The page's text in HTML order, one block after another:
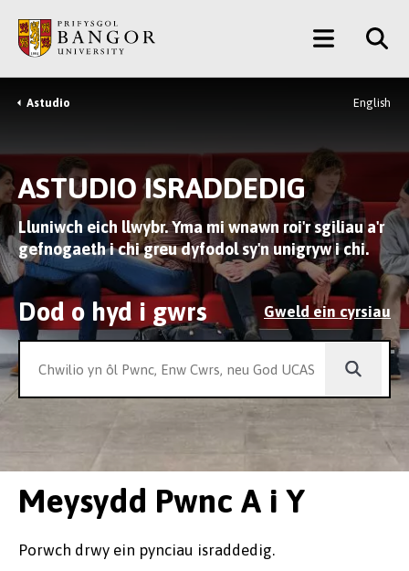
Prif
Gynnwys
Main
Menu
Breadcrumb
Astudio English
ASTUDIO ISRADDEDIG
Lluniwch eich llwybr. Yma mi wnawn roi'r sgiliau a'r
gefnogaeth i chi greu dyfodol sy'n unigryw i chi.
Dod o hyd i gwrs Gweld ein cyrsiau
Meysydd Pwnc A i Y
Porwch drwy ein pynciau israddedig.